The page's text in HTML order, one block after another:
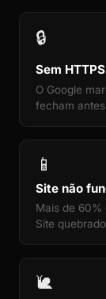
🔒
Sem
O Google
fecham
📱
Site não
Mais de 60%
Site
🐌